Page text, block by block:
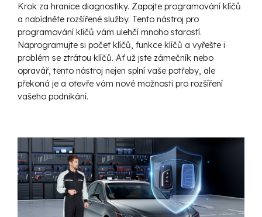
Krok za hranice diagnostiky. Zapojte programování klíčů
a nabídněte rozšířené služby. Tento nástroj pro
programování klíčů vám ulehčí mnoho starostí.
Naprogramujte si počet klíčů, funkce klíčů a vyřešte i
problém se ztrátou klíčů. Ať už jste zámečník nebo
opravář, tento nástroj nejen splní vaše potřeby, ale
překoná je a otevře vám nové možnosti pro rozšíření
vašeho podnikání.